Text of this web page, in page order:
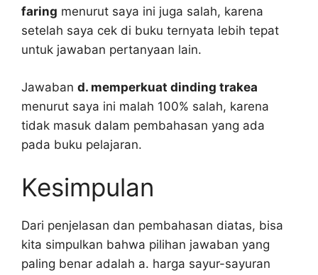
faring menurut saya ini juga salah, karena
setelah saya cek di buku ternyata lebih tepat
untuk jawaban pertanyaan lain.
Jawaban d. memperkuat dinding trakea
menurut saya ini malah 100% salah, karena
tidak masuk dalam pembahasan yang ada
pada buku pelajaran.
Kesimpulan
Dari penjelasan dan pembahasan diatas, bisa
kita simpulkan bahwa pilihan jawaban yang
paling benar adalah a. harga sayur-sayuran